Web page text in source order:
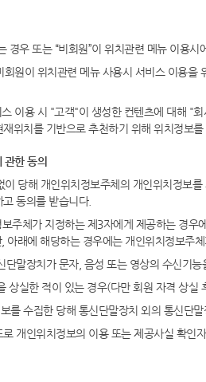
우 또는 “비회원”이 위치관련 메뉴 이용
원이 위치관련 메뉴 사용시 서비스 이용
이용 시 "고객"이 생성한 컨텐츠에 대해 "
위치를 기반으로 추천하기 위해 위치정보를
관한 동의
당해 개인위치정보주체의 개인위치정보
동의를 받습니다.
주체가 지정하는 제3자에게 제공하는 경
아래에 해당하는 경우에는 개인위치정보주
단말장치가 문자, 음성 또는 영상의 수신기능
상실한 적이 있는 경우(다만 회원 자격 상
를 수집한 당해 통신단말장치 외의 통신단
개인위치정보의 이용 또는 제공사실 확인